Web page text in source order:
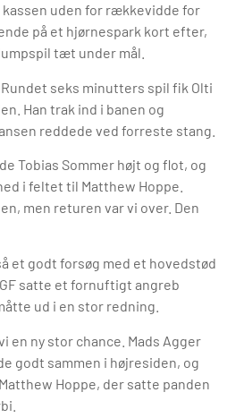
kassen uden for rækkevidde for
på et hjørnespark kort efter,
tæt under mål.
seks minutters spil fik Olti
Han trak ind i banen og
reddede ved forreste stang.
Tobias Sommer højt og flot, og
i feltet til Matthew Hoppe.
men returen var vi over. Den
et godt forsøg med et hovedstød
satte et fornuftigt angreb
ud i en stor redning.
en ny stor chance. Mads Agger
godt sammen i højresiden, og
Hoppe, der satte panden